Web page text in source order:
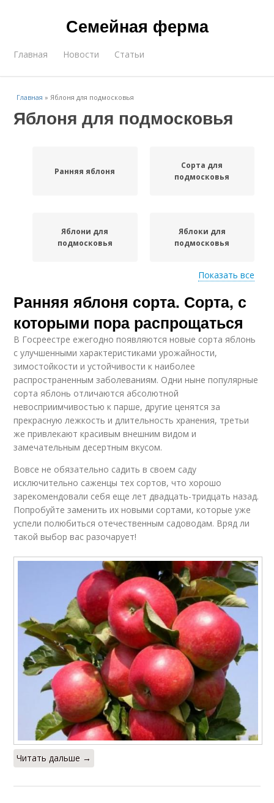
Семейная ферма
Главная Новости Статьи
Главная »Яблоня для подмосковья
Яблоня для подмосковья
Ранняя яблоня
Сорта для
подмосковья
Яблони для
подмосковья
Яблоки для
подмосковья
Яблоки в
подмосковье
Летние яблони
Низкорослые яблони
Яблони для северо
Яблони для
ленинградской
области
Показать все
Ранняя яблоня сорта. Сорта, с
которыми пора распрощаться
В Госреестре ежегодно появляются новые сорта яблонь
с улучшенными характеристиками урожайности,
зимостойкости и устойчивости к наиболее
распространенным заболеваниям. Одни ныне популярные
сорта яблонь отличаются абсолютной
невосприимчивостью к парше, другие ценятся за
прекрасную лежкость и длительность хранения, третьи
же привлекают красивым внешним видом и
замечательным десертным вкусом.
Вовсе не обязательно садить в своем саду
исключительно саженцы тех сортов, что хорошо
зарекомендовали себя еще лет двадцать-тридцать назад.
Попробуйте заменить их новыми сортами, которые уже
успели полюбиться отечественным садоводам. Вряд ли
такой выбор вас разочарует!
Читать дальше →